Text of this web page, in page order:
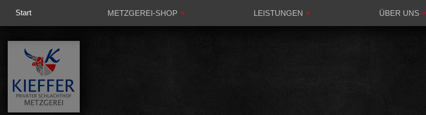
Start METZGEREI-SHOP LEISTUNGEN ÜBER UNS